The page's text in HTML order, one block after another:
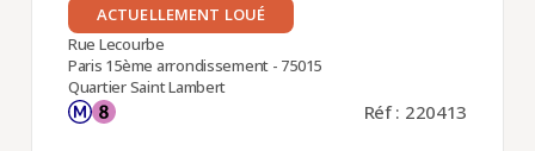
ACTUELLEMENT LOUÉ
Rue Lecourbe
Paris 15ème arrondissement - 75015
Quartier Saint Lambert
Réf : 220413